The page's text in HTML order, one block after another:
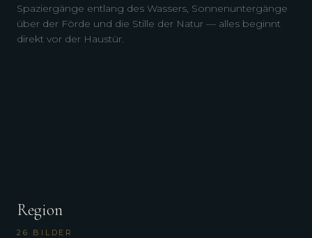
Spaziergänge entlang des Wassers, Sonnenuntergänge
über der Förde und die Stille der Natur — alles beginnt
direkt vor der Haustür.
Region
26 BILDER